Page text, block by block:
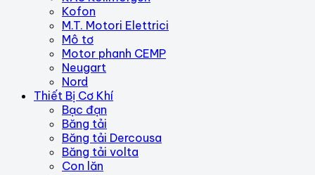
Kofon
M.T. Motori Elettrici
Mô tơ
Motor phanh CEMP
Neugart
Nord
Thiết Bị Cơ Khí
Bạc đạn
Băng tải
Băng tải Dercousa
Băng tải volta
Con lăn